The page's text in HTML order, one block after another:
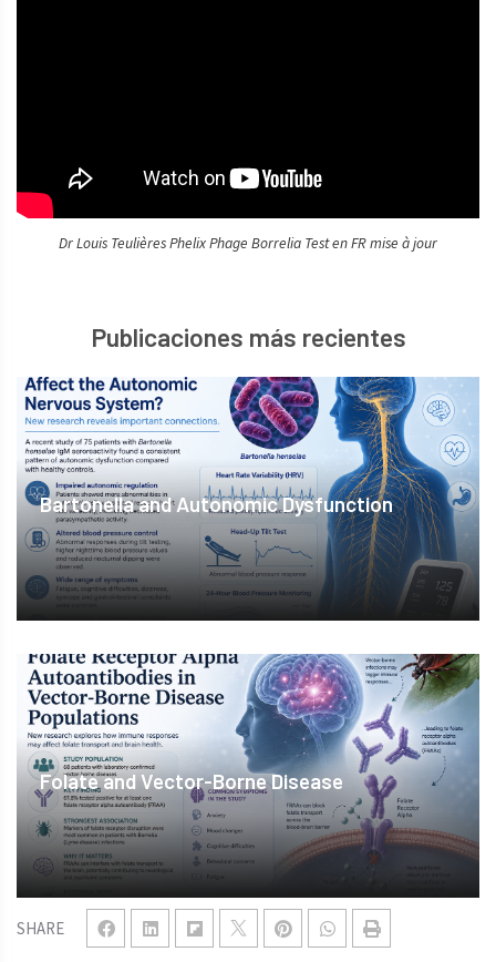
SHARE
Dr Louis Teulières Phelix Phage Borrelia Test en FR mise à jour
Publicaciones más recientes
Bartonella and Autonomic Dysfunction
Folate and Vector-Borne Disease